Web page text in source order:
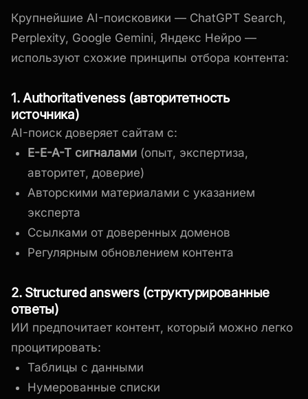
Крупнейшие AI-поисковики — ChatGPT Search,
Perplexity, Google Gemini, Яндекс Нейро —
используют схожие принципы отбора контента:
1. Authoritativeness (авторитетность
источника)
AI-поиск доверяет сайтам с:
E-E-A-T сигналами (опыт, экспертиза,
авторитет, доверие)
Авторскими материалами с указанием
эксперта
Ссылками от доверенных доменов
Регулярным обновлением контента
2. Structured answers (структурированные
ответы)
ИИ предпочитает контент, который можно легко
процитировать:
Таблицы с данными
Нумерованные списки